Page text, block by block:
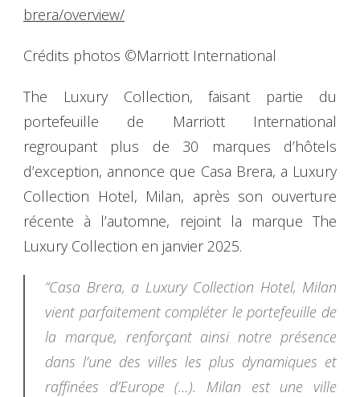
brera/overview/
Crédits photos ©Marriott International
The Luxury Collection, faisant partie du
portefeuille de Marriott International
regroupant plus de 30 marques d’hôtels
d’exception, annonce que Casa Brera, a Luxury
Collection Hotel, Milan, après son ouverture
récente à l’automne, rejoint la marque The
Luxury Collection en janvier 2025.
“Casa Brera, a Luxury Collection Hotel, Milan
vient parfaitement compléter le portefeuille de
la marque, renforçant ainsi notre présence
dans l’une des villes les plus dynamiques et
raffinées d’Europe (…). Milan est une ville